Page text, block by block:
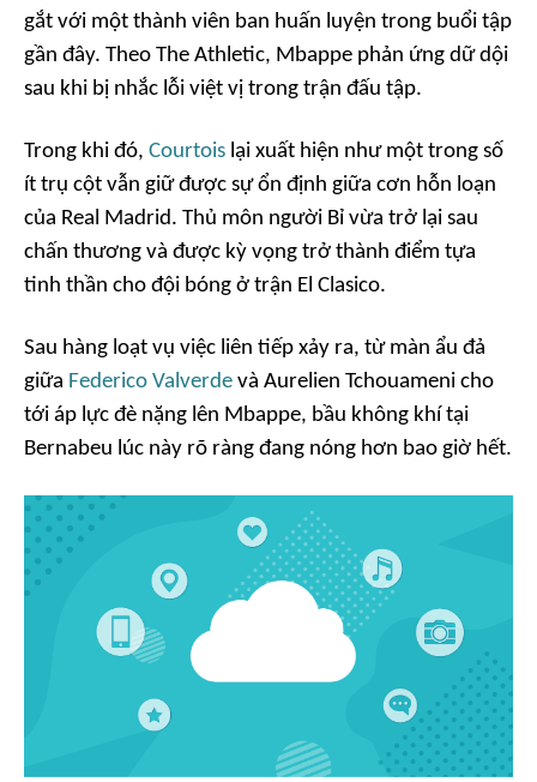
gắt với một thành viên ban huấn luyện trong buổi tập
gần đây. Theo The Athletic, Mbappe phản ứng dữ dội
sau khi bị nhắc lỗi việt vị trong trận đấu tập.
Trong khi đó, Courtois lại xuất hiện như một trong số
ít trụ cột vẫn giữ được sự ổn định giữa cơn hỗn loạn
của Real Madrid. Thủ môn người Bỉ vừa trở lại sau
chấn thương và được kỳ vọng trở thành điểm tựa
tinh thần cho đội bóng ở trận El Clasico.
Sau hàng loạt vụ việc liên tiếp xảy ra, từ màn ẩu đả
giữa Federico Valverde và Aurelien Tchouameni cho
tới áp lực đè nặng lên Mbappe, bầu không khí tại
Bernabeu lúc này rõ ràng đang nóng hơn bao giờ hết.